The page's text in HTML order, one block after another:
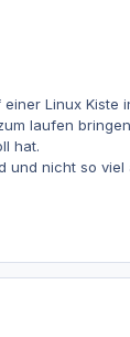
Linux Kiste
laufen
hat.
und nicht so